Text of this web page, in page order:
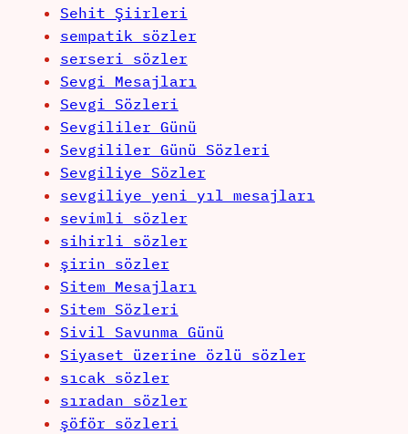
Sehit Şiirleri
sempatik sözler
serseri sözler
Sevgi Mesajları
Sevgi Sözleri
Sevgililer Günü
Sevgililer Günü Sözleri
Sevgiliye Sözler
sevgiliye yeni yıl mesajları
sevimli sözler
sihirli sözler
şirin sözler
Sitem Mesajları
Sitem Sözleri
Sivil Savunma Günü
Siyaset üzerine özlü sözler
sıcak sözler
sıradan sözler
şöför sözleri